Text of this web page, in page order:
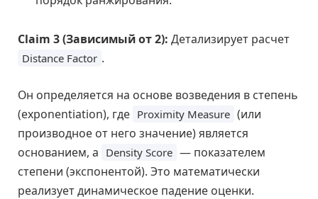
Claim 3 (Зависимый от 2): Детализирует расчет
Distance Factor .
Он определяется на основе возведения в степень
(exponentiation), где Proximity Measure (или
производное от него значение) является
основанием, а Density Score — показателем
степени (экспонентой). Это математически
реализует динамическое падение оценки.